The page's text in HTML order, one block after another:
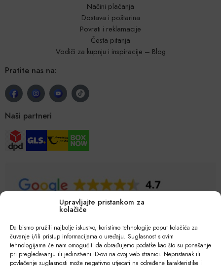
Upravljajte pristankom za
kolačiće
Da bismo pružili najbolje iskustvo, koristimo tehnologije poput kolačića za
čuvanje i/ili pristup informacijama o uređaju. Suglasnost s ovim
tehnologijama će nam omogućiti da obrađujemo podatke kao što su ponašanje
pri pregledavanju ili jedinstveni ID-ovi na ovoj web stranici. Nepristanak ili
povlačenje suglasnosti može negativno utjecati na određene karakteristike i
Načini plaćanja
Dostava i poštarina
Povrati i reklamacije
Česta pitanja
Vodiči za kupnju i inspiracije – Blog
Pratite nas na:
Naši partneri